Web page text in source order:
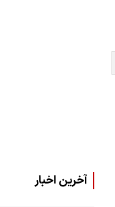
آخرین اخبار